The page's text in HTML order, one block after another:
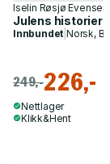
Iselin Røsjø Evensen
Julens historier
Innbundet Norsk,
249,-226,-
Nettlager
Klikk&Hent